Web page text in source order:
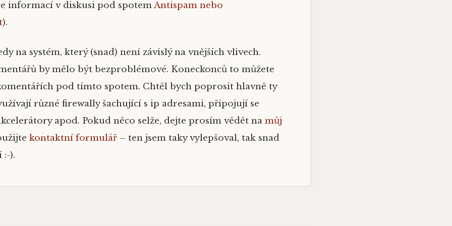
informací v diskusi pod spotemAntispam nebo
).
na systém, který (snad) není závislý na vnějších vlivech.
by mělo být bezproblémové. Koneckonců to můžete
pod tímto spotem. Chtěl bych poprosit hlavně ty
různé firewally šachující s ip adresami, připojují se
apod. Pokud něco selže, dejte prosím vědět na můj
kontaktní formulář – ten jsem taky vylepšoval, tak snad
:-).